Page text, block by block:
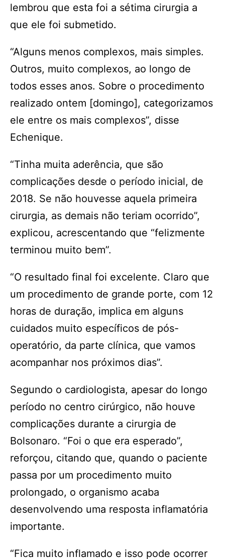
lembrou que esta foi a sétima cirurgia a
que ele foi submetido.
“Alguns menos complexos, mais simples.
Outros, muito complexos, ao longo de
todos esses anos. Sobre o procedimento
realizado ontem [domingo], categorizamos
ele entre os mais complexos”, disse
Echenique.
“Tinha muita aderência, que são
complicações desde o período inicial, de
2018. Se não houvesse aquela primeira
cirurgia, as demais não teriam ocorrido”,
explicou, acrescentando que “felizmente
terminou muito bem”.
“O resultado final foi excelente. Claro que
um procedimento de grande porte, com 12
horas de duração, implica em alguns
cuidados muito específicos de pós-
operatório, da parte clínica, que vamos
acompanhar nos próximos dias”.
Segundo o cardiologista, apesar do longo
período no centro cirúrgico, não houve
complicações durante a cirurgia de
Bolsonaro. “Foi o que era esperado”,
reforçou, citando que, quando o paciente
passa por um procedimento muito
prolongado, o organismo acaba
desenvolvendo uma resposta inflamatória
importante.
“Fica muito inflamado e isso pode ocorrer